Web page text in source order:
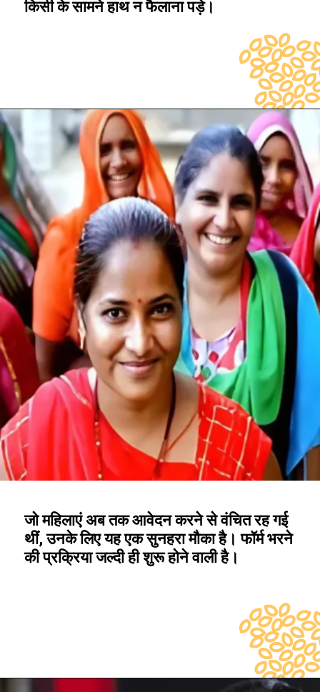
किसी के सामने हाथ न फैलाना पड़े।
जो महिलाएं अब तक आवेदन करने से वंचित रह गई
थीं, उनके लिए यह एक सुनहरा मौका है। फॉर्म भरने
की प्रक्रिया जल्दी ही शुरू होने वाली है।